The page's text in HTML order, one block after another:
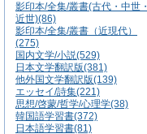
影印本/全集/叢書(古代・中世・
近世)(86)
影印本/全集/叢書（近現代）
(275)
国内文学/小説(529)
日本文学翻訳版(381)
他外国文学翻訳版(139)
エッセイ/詩集(221)
思想/啓蒙/哲学/心理学(38)
韓国語学習書(372)
日本語学習書(81)